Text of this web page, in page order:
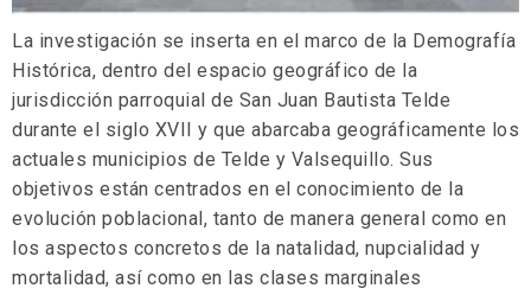
La investigación se inserta en el marco de la Demografía
Histórica, dentro del espacio geográfico de la
jurisdicción parroquial de San Juan Bautista Telde
durante el siglo XVII y que abarcaba geográficamente los
actuales municipios de Telde y Valsequillo. Sus
objetivos están centrados en el conocimiento de la
evolución poblacional, tanto de manera general como en
los aspectos concretos de la natalidad, nupcialidad y
mortalidad, así como en las clases marginales